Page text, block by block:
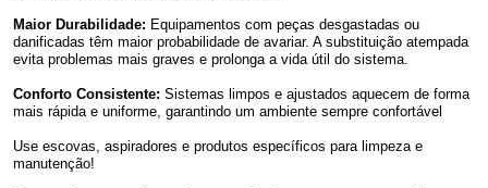
Maior Durabilidade: Equipamentos com peças desgastadas ou
danificadas têm maior probabilidade de avariar. A substituição atempada
evita problemas mais graves e prolonga a vida útil do sistema.
Conforto Consistente: Sistemas limpos e ajustados aquecem de forma
mais rápida e uniforme, garantindo um ambiente sempre confortável
Use escovas, aspiradores e produtos específicos para limpeza e
manutenção!